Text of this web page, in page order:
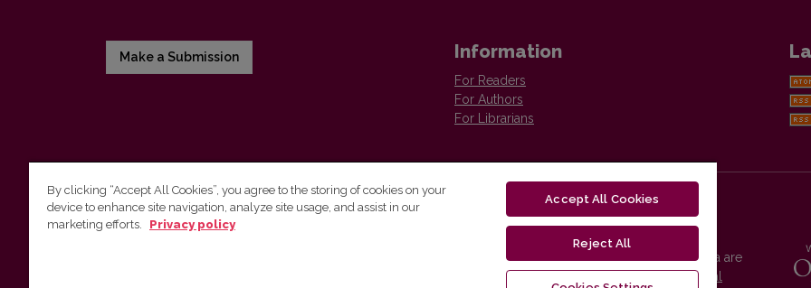
Make a Submission Information
For Readers
For Authors
For Librarians
Vilnius University Press
Vilnius University Press platform and metadata are
distributed by
Creative Commons International
By clicking “Accept All Cookies”, you agree to the storing of cookies on your
device to enhance site navigation, analyze site usage, and assist in our
marketing efforts.
Privacy policy
Accept All Cookies
Reject All